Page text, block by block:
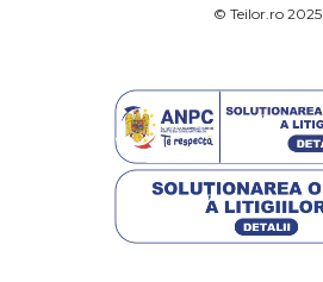
© Teilor.ro 2025